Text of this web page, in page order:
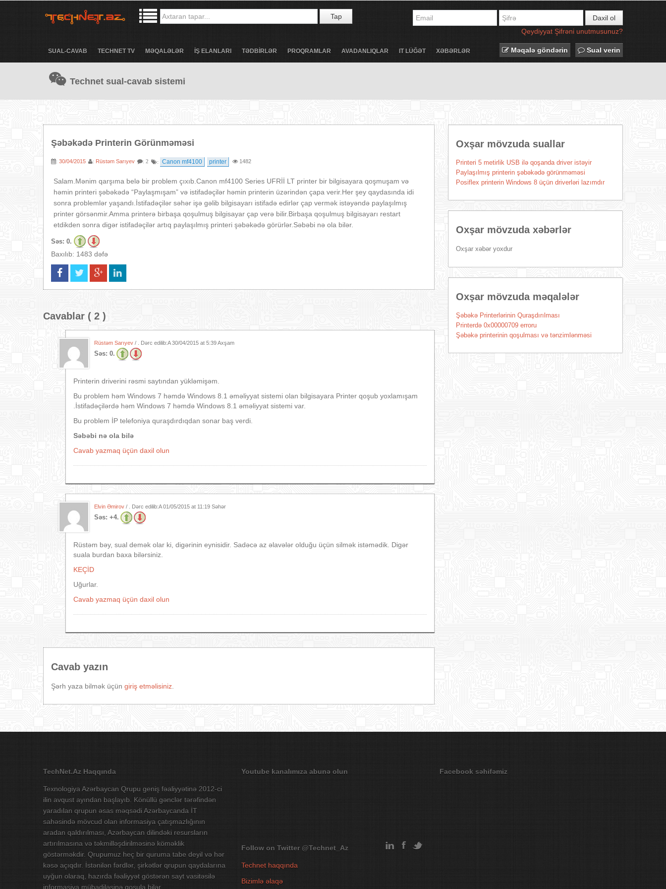
Tap
Daxil ol
Qeydiyyat Şifrəni unutmusunuz?
SUAL-CAVAB TECHNET TV MƏQALƏLƏR İŞ ELANLARI TƏDBİRLƏR PROQRAMLAR AVADANLIQLAR IT LÜĞƏT XƏBƏRLƏR Məqalə göndərin Sual verin
Technet sual-cavab sistemi
Şəbəkədə Printerin Görünməməsi
: 30/04/2015 : Rüstəm Sarıyev : 2 : Canon mf4100 printer 1482
Salam.Mənim qarşıma belə bir problem çıxıb.Canon mf4100 Series UFRİİ LT printer bir bilgisayara qoşmuşam və
həmin printeri şəbəkədə “Paylaşmışam” və istifadəçilər həmin printerin üzərindən çapa verir.Her şey qaydasında idi
sonra problemlər yaşandı.İstifadəçilər səhər işə gəlib bilgisayarı istifadə edirlər çap vermək istəyəndə paylaşılmış
printer görsənmir.Amma printerə birbaşa qoşulmuş bilgisayar çap verə bilir.Birbaşa qoşulmuş bilgisayarı restart
etdikden sonra digər istifadəçilər artıq paylaşılmış printeri şəbəkədə görürlər.Səbəbi nə ola bilər.
Səs: 0.
Baxılıb: 1483 dəfə
Cavablar ( 2 )
Rüstəm Sarıyev / . Dərc edilib:A30/04/2015 at 5:39 Axşam
Səs: 0.
Printerin driverini rəsmi saytından yükləmişəm.
Bu problem həm Windows 7 həmdə Windows 8.1 əməliyyat sistemi olan bilgisayara Printer qoşub yoxlamışam
.İstifadəçilərdə həm Windows 7 həmdə Windows 8.1 əməliyyat sistemi var.
Bu problem İP telefoniya quraşdırdıqdan sonar baş verdi.
Səbəbi nə ola bilə
Cavab yazmaq üçün daxil olun
Elvin Əmirov / . Dərc edilib:A01/05/2015 at 11:19 Səhər
Səs: +4.
Rüstəm bəy, sual demək olar ki, digərinin eynisidir. Sadəcə az əlavələr olduğu üçün silmək istəmədik. Digər
suala burdan baxa bilərsiniz.
KEÇİD
Uğurlar.
Cavab yazmaq üçün daxil olun
Cavab yazın
Şərh yaza bilmək üçün giriş etməlisiniz
Oxşar mövzuda suallar
Printeri 5 metirlik USB ilə qoşanda driver istəyir
Paylaşılmış printerin şəbəkədə görünməməsi
Posiflex printerin Windows 8 üçün driverləri lazımdır
Oxşar mövzuda xəbərlər
Oxşar xəbər yoxdur
Oxşar mövzuda məqalələr
Şəbəkə Printerlərinin Quraşdırılması
Printerdə 0x00000709 erroru
Şəbəkə printerinin qoşulması və tənzimlənməsi
TechNet.Az Haqqında
Texnologiya Azərbaycan Qrupu geniş fəaliyyətinə 2012-ci
ilin avqust ayından başlayıb. Könüllü gənclər tərəfindən
yaradılan qrupun əsas məqsədi Azərbaycanda İT
sahəsində mövcud olan informasiya çatışmazlığının
aradan qaldırılması, Azərbaycan dilindəki resursların
artırılmasına və təkmilləşdirilməsinə köməklik
göstərməkdir. Qrupumuz heç bir quruma tabe deyil və hər
kəsə açıqdır. İstənilən fərdlər, şirkətlər qrupun qaydalarına
uyğun olaraq, hazırda fəaliyyət göstərən sayt vasitəsilə
informasiya mübadiləsinə qoşula bilər.
Youtube kanalımıza abunə olun
Follow on Twitter @Technet_Az
Technet haqqında
Bizimlə əlaqə
Facebook səhifəmiz